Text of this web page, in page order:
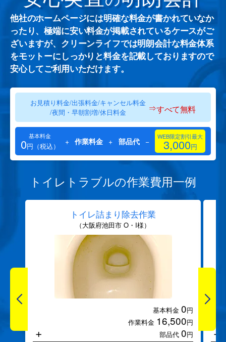
他社のホームページには明確な料金が書かれていなか
ったり、極端に安い料金が掲載されているケースがご
ざいますが、クリーンライフでは明朗会計な料金体系
をモットーにしっかりと料金を記載しておりますので
安心してご利用いただけます。
お見積り料金/出張料金/キャンセル料金
/夜間・早朝割増/休日料金
⇒すべて無料
基本料金
0円（税込） + 作業料金 + 部品代 − WEB限定割引最大
3,000円
トイレトラブルの作業費用一例
トイレ詰まり除去作業
（大阪府池田市 O・I様）
基本料金 0円
作業料金 16,500円
部品代 0円
+ +